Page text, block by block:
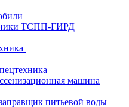
ТСПП-ГИРД
машина
питьевой воды